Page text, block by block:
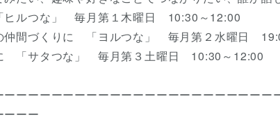
ルつな」 毎月第１木曜日 10:30～12:00
仲間づくりに 「ヨルつな」 毎月第２水曜日
「サタつな」 毎月第３土曜日 10:30～12:00
ーーーーーーーーーーーーーーーーーーーーーー
ーーー